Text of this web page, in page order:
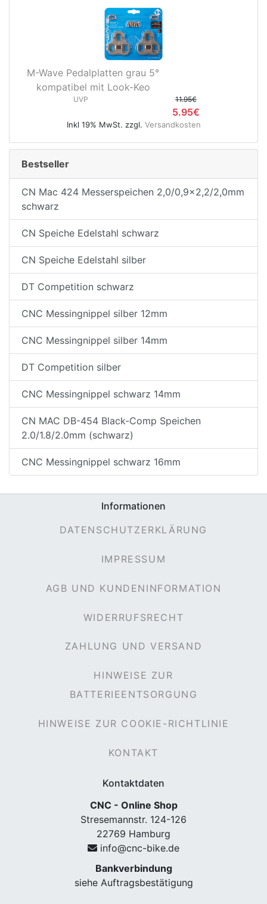
M-Wave Pedalplatten grau 5°
kompatibel mit Look-Keo
UVP 11.95€
5.95€
Inkl 19% MwSt. zzgl. Versandkosten
Bestseller
CN Mac 424 Messerspeichen 2,0/0,9x2,2/2,0mm
schwarz
CN Speiche Edelstahl schwarz
CN Speiche Edelstahl silber
DT Competition schwarz
CNC Messingnippel silber 12mm
CNC Messingnippel silber 14mm
DT Competition silber
CNC Messingnippel schwarz 14mm
CN MAC DB-454 Black-Comp Speichen
2.0/1.8/2.0mm (schwarz)
CNC Messingnippel schwarz 16mm
Informationen
DATENSCHUTZERKLÄRUNG
IMPRESSUM
AGB UND KUNDENINFORMATION
WIDERRUFSRECHT
ZAHLUNG UND VERSAND
HINWEISE ZUR
BATTERIEENTSORGUNG
HINWEISE ZUR COOKIE-RICHTLINIE
KONTAKT
Kontaktdaten
CNC - Online Shop
Stresemannstr. 124-126
22769 Hamburg
info@cnc-bike.de
Bankverbindung
siehe Auftragsbestätigung